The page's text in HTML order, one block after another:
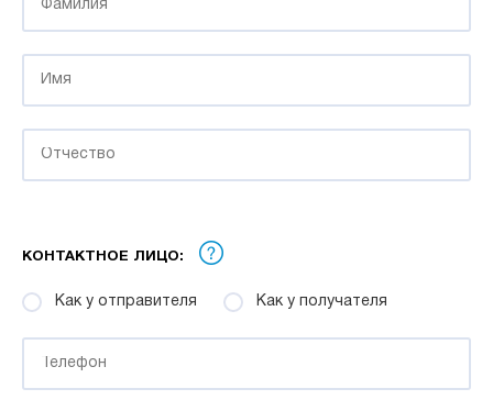
КОНТАКТНОЕ ЛИЦО:
Как у отправителя Как у получателя